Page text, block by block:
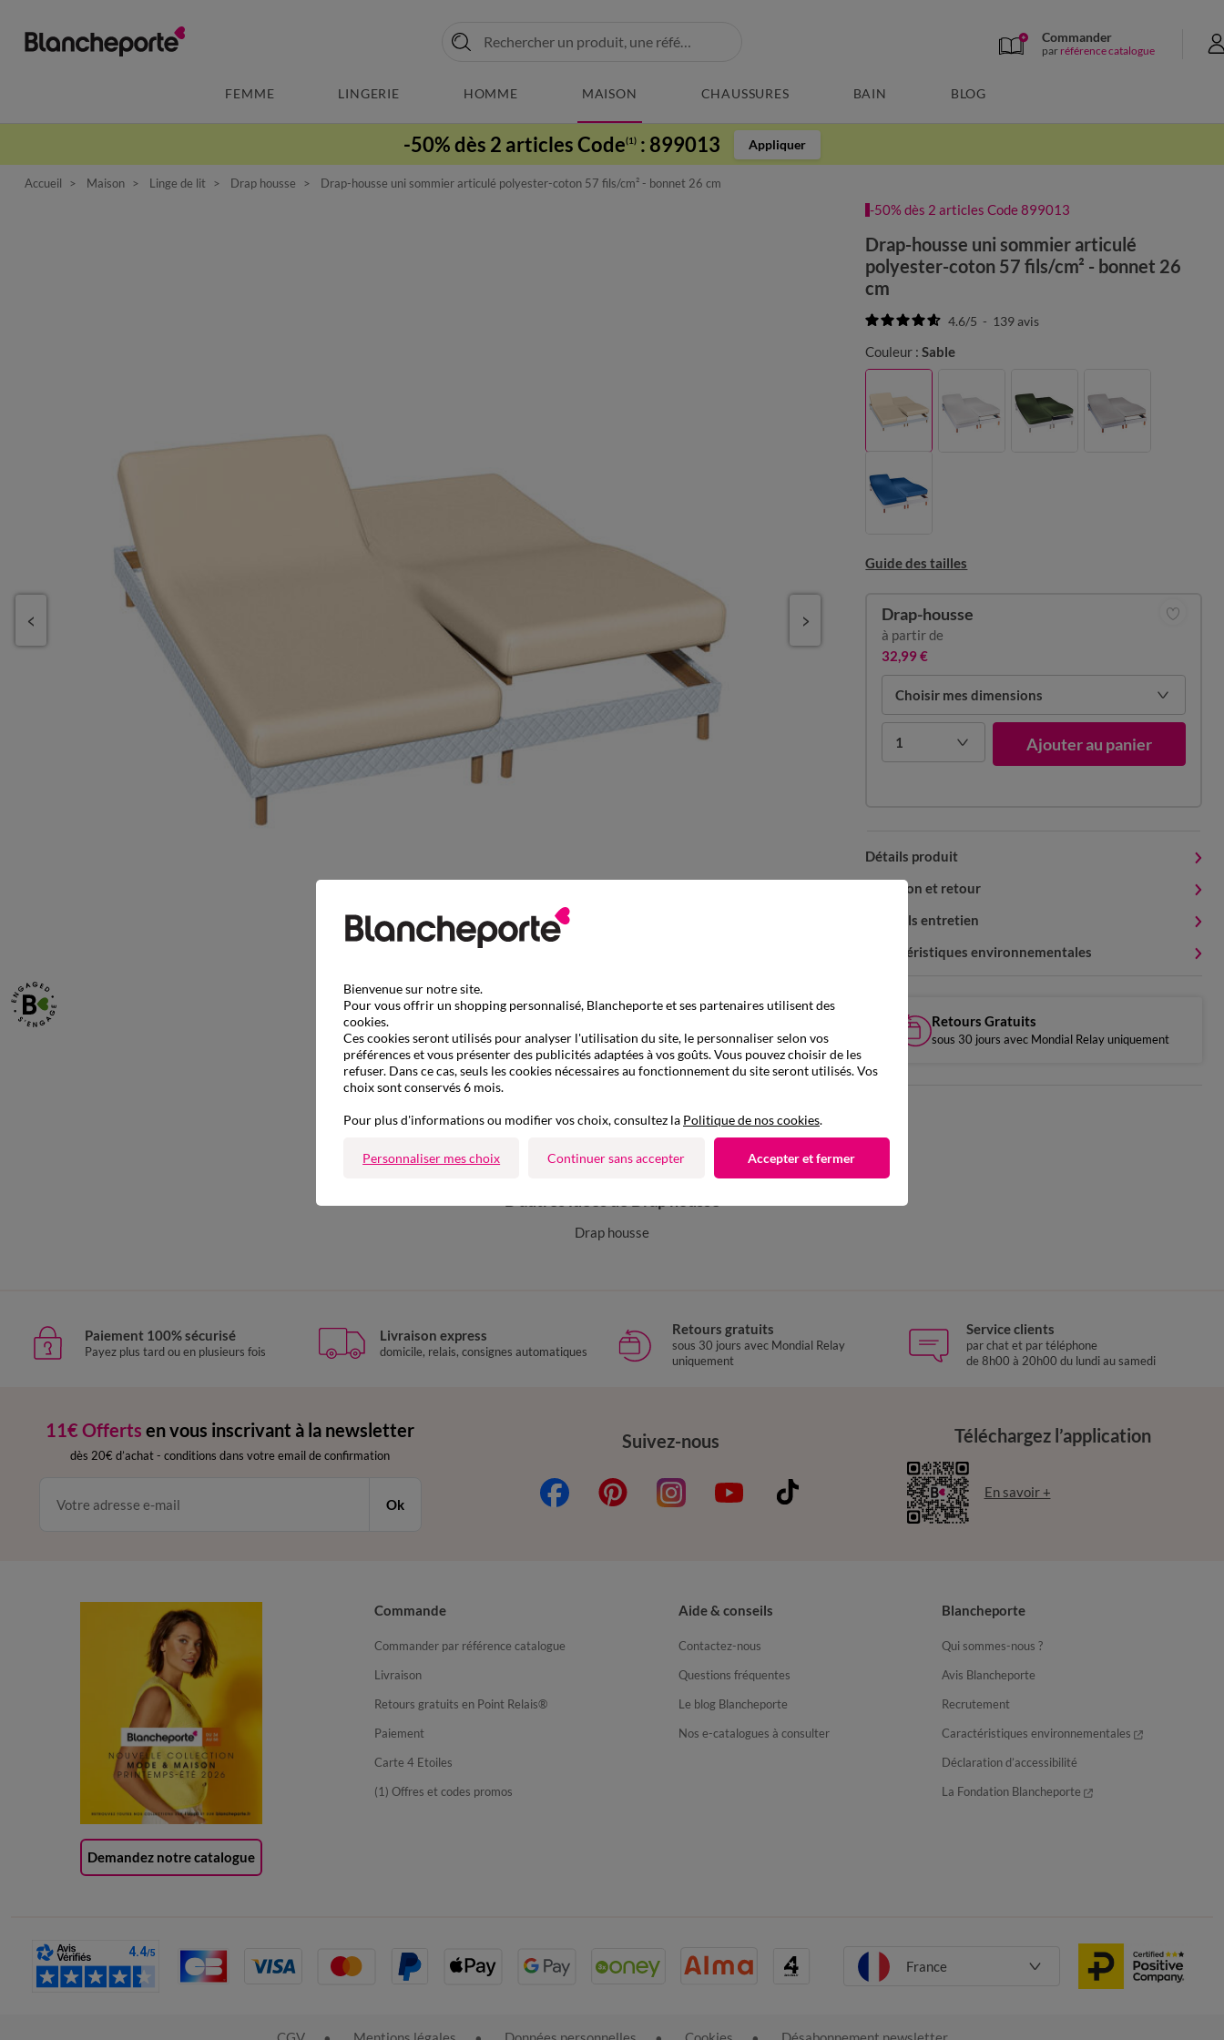
Commander
par référence catalogue
FEMME LINGERIE HOMME MAISON CHAUSSURES BAIN BLOG
-50% dès 2 articles Code(1) : 899013 Appliquer
Accueil Maison Linge de lit Drap housse Drap-housse uni sommier articulé polyester-coton 57 fils/cm² - bonnet 26 cm
-50% dès 2 articles Code 899013
Drap-housse uni sommier articulé
polyester-coton 57 fils/cm² - bonnet 26
cm
4.6/5 - 139avis
Couleur : Sable
Guide des tailles
Choisir mes dimensions
1 Ajouter au panier
Drap-housse
à partir de
32,99 €
Détails produit
Livraison et retour
Conseils entretien
Caractéristiques environnementales
Retours Gratuits
sous 30 jours avec Mondial Relay uniquement
Drap housse
Paiement 100% sécurisé
Payez plus tard ou en plusieurs fois
Livraison express
domicile, relais, consignes automatiques
Retours gratuits
sous 30 jours avec Mondial Relay
uniquement
Service clients
par chat et par téléphone
de 8h00 à 20h00 du lundi au samedi
11€ Offerts en vous inscrivant à la newsletter
dès 20€ d’achat - conditions dans votre email de confirmation
Ok
Suivez-nous Téléchargez l’application
En savoir +
Demandez notre catalogue
Commande
Commander par référence catalogue
Livraison
Retours gratuits en Point Relais®
Paiement
Carte 4 Etoiles
(1) Offres et codes promos
Aide & conseils
Contactez-nous
Questions fréquentes
Le blog Blancheporte
Nos e-catalogues à consulter
Blancheporte
Qui sommes-nous ?
Avis Blancheporte
Recrutement
Caractéristiques environnementales
Déclaration d’accessibilité
La Fondation Blancheporte
France
Bienvenue sur notre site.
Pour vous offrir un shopping personnalisé, Blancheporte et ses partenaires utilisent des
cookies.
Ces cookies seront utilisés pour analyser l'utilisation du site, le personnaliser selon vos
préférences et vous présenter des publicités adaptées à vos goûts. Vous pouvez choisir de les
refuser. Dans ce cas, seuls les cookies nécessaires au fonctionnement du site seront utilisés. Vos
choix sont conservés 6 mois.
Pour plus d'informations ou modifier vos choix, consultez la Politique de nos cookies.
Personnaliser mes choix Continuer sans accepter Accepter et fermer